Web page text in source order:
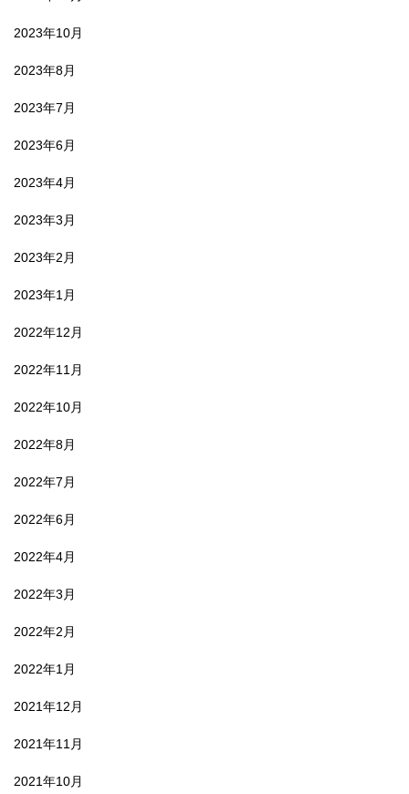
2023年10月
2023年8月
2023年7月
2023年6月
2023年4月
2023年3月
2023年2月
2023年1月
2022年12月
2022年11月
2022年10月
2022年8月
2022年7月
2022年6月
2022年4月
2022年3月
2022年2月
2022年1月
2021年12月
2021年11月
2021年10月